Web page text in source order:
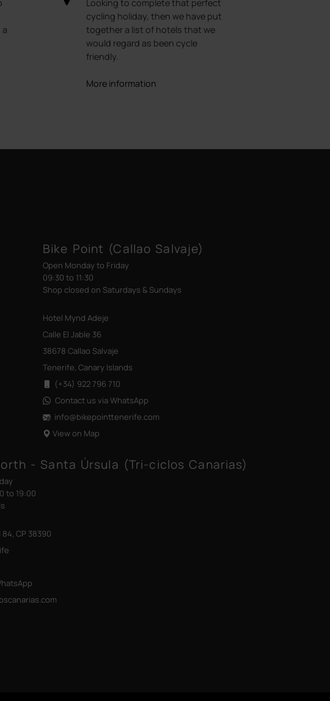
Looking to complete that perfect
cycling holiday, then we have put
together a list of hotels that we
would regard as been cycle
friendly.
More information
Bike Point (Callao Salvaje)
Open Monday to Friday
09:30 to 11:30
Shop closed on Saturdays & Sundays
Hotel Mynd Adeje
Calle El Jable 36
38678 Callao Salvaje
Tenerife, Canary Islands
(+34) 922 796 710
Contact us via WhatsApp
info@bikepointtenerife.com
View on Map
- Santa Úrsula (Tri-ciclos Canarias)
to 19:00
CP 38390
.com